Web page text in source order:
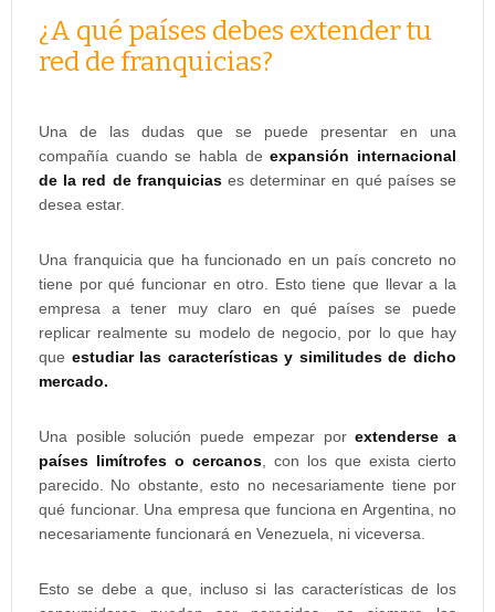
¿A qué países debes extender tu
red de franquicias?
Una de las dudas que se puede presentar en una
compañía cuando se habla deexpansión internacional
de la red de franquiciases determinar en qué países se
desea estar.
Una franquicia que ha funcionado en un país concreto no
tiene por qué funcionar en otro. Esto tiene que llevar a la
empresa a tener muy claro en qué países se puede
replicar realmente su modelo de negocio, por lo que hay
que estudiar las características y similitudes de dicho
mercado.
Una posible solución puede empezar porextenderse a
países limítrofes o cercanos , con los que exista cierto
parecido. No obstante, esto no necesariamente tiene por
qué funcionar. Una empresa que funciona en Argentina, no
necesariamente funcionará en Venezuela, ni viceversa.
Esto se debe a que, incluso si las características de los